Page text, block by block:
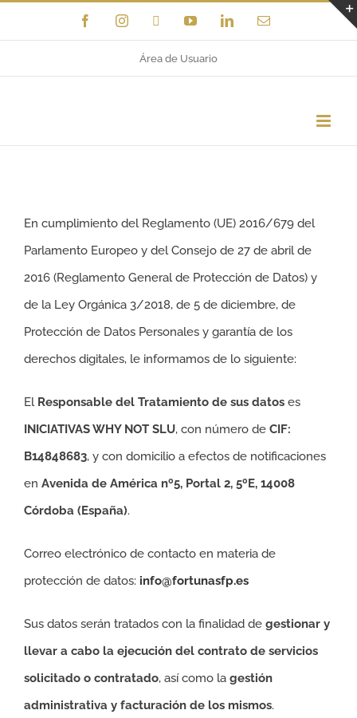
al
FacebookInstagram YouTubeLinkedInCorreo
Área de Usuario
En cumplimiento del Reglamento (UE) 2016/679 del
Parlamento Europeo y del Consejo de 27 de abril de
2016 (Reglamento General de Protección de Datos) y
de la Ley Orgánica 3/2018, de 5 de diciembre, de
Protección de Datos Personales y garantía de los
derechos digitales, le informamos de lo siguiente:
El Responsable del Tratamiento de sus datos es
INICIATIVAS WHY NOT SLU, con número de CIF:
B14848683, y con domicilio a efectos de notificaciones
en Avenida de América nº5, Portal 2, 5ºE, 14008
Córdoba (España).
Correo electrónico de contacto en materia de
protección de datos: info@fortunasfp.es
Sus datos serán tratados con la finalidad de gestionar y
llevar a cabo la ejecución del contrato de servicios
solicitado o contratado, así como la gestión
administrativa y facturación de los mismos.